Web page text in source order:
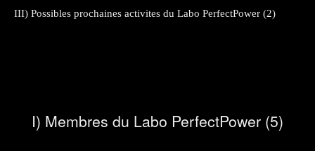
III) Possibles prochaines activites du Labo PerfectPower (2)
I) Membres du Labo PerfectPower (5)